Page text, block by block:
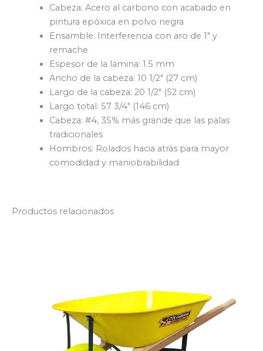
Cabeza: Acero al carbono con acabado en
pintura epóxica en polvo negra
Ensamble: Interferencia con aro de 1″ y
remache
Espesor de la lámina: 1.5 mm
Ancho de la cabeza: 10 1/2″ (27 cm)
Largo de la cabeza: 20 1/2″ (52 cm)
Largo total: 57 3/4″ (146 cm)
Cabeza: #4, 35% más grande que las palas
tradicionales
Hombros: Rolados hacia atrás para mayor
comodidad y maniobrabilidad
Productos relacionados